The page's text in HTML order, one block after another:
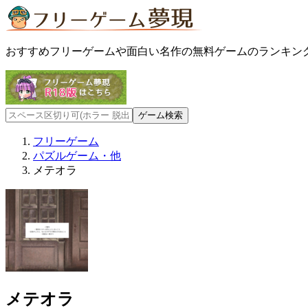
おすすめフリーゲームや面白い名作の無料ゲームのランキン
フリーゲーム
パズルゲーム・他
メテオラ
メテオラ